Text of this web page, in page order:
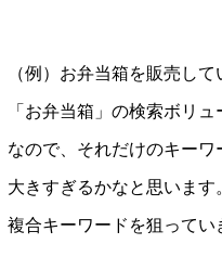
（例）お弁当箱を販売し
「お弁当箱」の検索ボリ
なので、それだけのキー
大きすぎるかなと思います
複合キーワードを狙ってい